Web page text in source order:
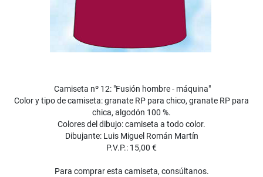
Camiseta nº 12: "Fusión hombre - máquina"
Color y tipo de camiseta: granate RP para chico, granate RP para
chica, algodón 100 %.
Colores del dibujo: camiseta a todo color.
Dibujante: Luis Miguel Román Martín
P.V.P.: 15,00 €
Para comprar esta camiseta, consúltanos.